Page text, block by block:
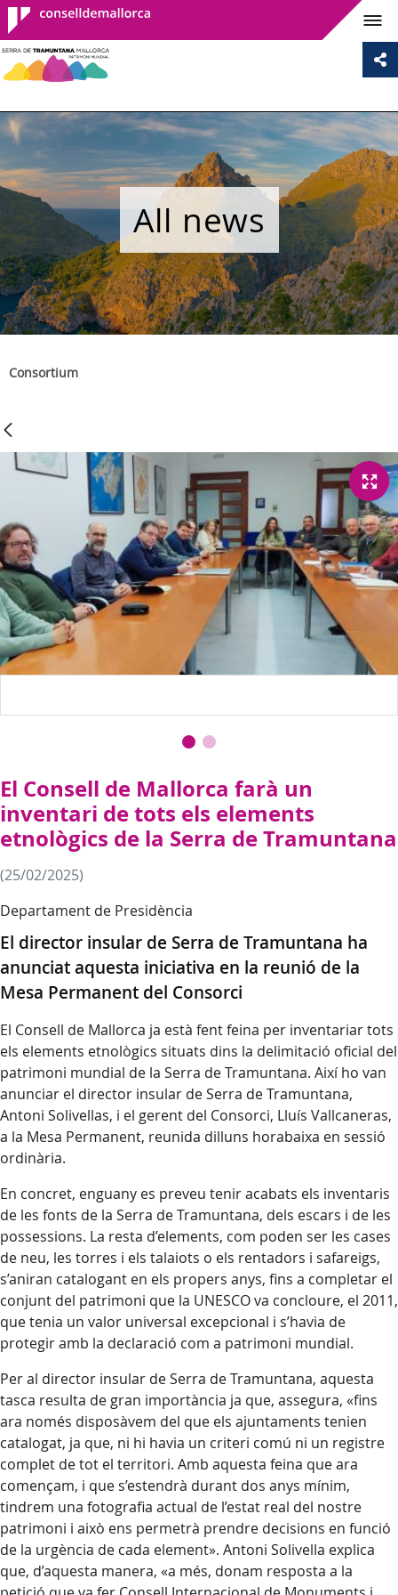
Consell de
Mallorca
All news
Consortium
El Consell de Mallorca farà un
inventari de tots els elements
etnològics de la Serra de Tramuntana
(25/02/2025)
Departament de Presidència
El director insular de Serra de Tramuntana ha
anunciat aquesta iniciativa en la reunió de la
Mesa Permanent del Consorci
El Consell de Mallorca ja està fent feina per inventariar tots
els elements etnològics situats dins la delimitació oficial del
patrimoni mundial de la Serra de Tramuntana. Així ho van
anunciar el director insular de Serra de Tramuntana,
Antoni Solivellas, i el gerent del Consorci, Lluís Vallcaneras,
a la Mesa Permanent, reunida dilluns horabaixa en sessió
ordinària.
En concret, enguany es preveu tenir acabats els inventaris
de les fonts de la Serra de Tramuntana, dels escars i de les
possessions. La resta d’elements, com poden ser les cases
de neu, les torres i els talaiots o els rentadors i safareigs,
s’aniran catalogant en els propers anys, fins a completar el
conjunt del patrimoni que la UNESCO va concloure, el 2011,
que tenia un valor universal excepcional i s’havia de
protegir amb la declaració com a patrimoni mundial.
Per al director insular de Serra de Tramuntana, aquesta
tasca resulta de gran importància ja que, assegura, «fins
ara només disposàvem del que els ajuntaments tenien
catalogat, ja que, ni hi havia un criteri comú ni un registre
complet de tot el territori. Amb aquesta feina que ara
començam, i que s’estendrà durant dos anys mínim,
tindrem una fotografia actual de l’estat real del nostre
patrimoni i això ens permetrà prendre decisions en funció
de la urgència de cada element». Antoni Solivella explica
que, d’aquesta manera, «a més, donam resposta a la